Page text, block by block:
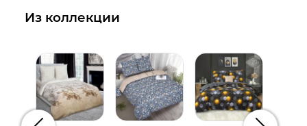
Из коллекции